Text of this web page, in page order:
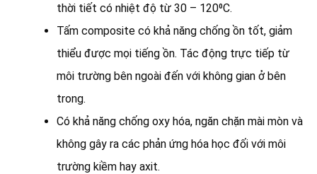
thời tiết có nhiệt độ từ 30 – 120⁰C.
Tấm composite có khả năng chống ồn tốt, giảm
thiểu được mọi tiếng ồn. Tác động trực tiếp từ
môi trường bên ngoài đến với không gian ở bên
trong.
Có khả năng chống oxy hóa, ngăn chặn mài mòn và
không gây ra các phản ứng hóa học đối với môi
trường kiềm hay axit.